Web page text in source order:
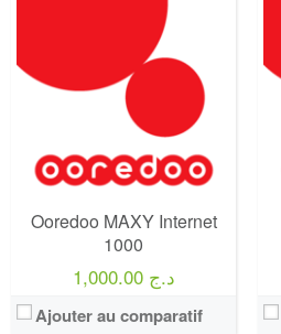
Ooredoo MAXY Internet
1000
1,000.00 د.ج
Ajouter au comparatif